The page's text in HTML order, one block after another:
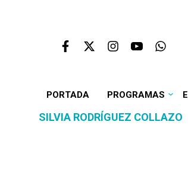
PORTADA PROGRAMAS
SILVIA RODRÍGUEZ COLLAZO